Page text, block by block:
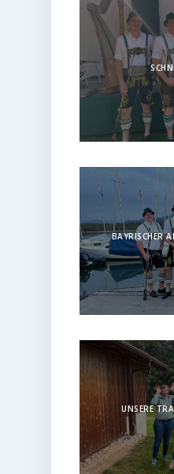
BAYRISCHER
UNSERE